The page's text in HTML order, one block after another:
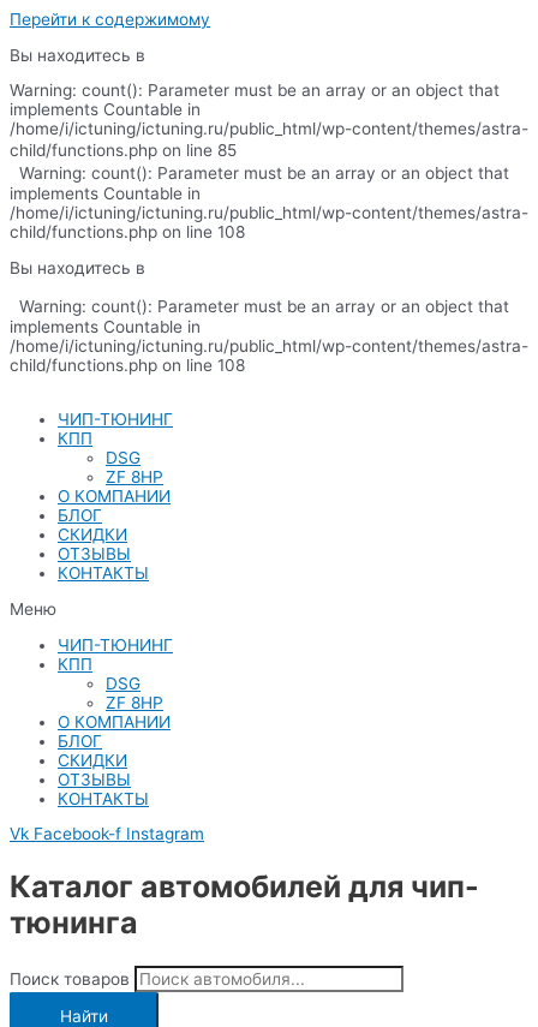
Перейти к содержимому
Вы находитесь в
Warning: count(): Parameter must be an array or an object that
implements Countable in
/home/i/ictuning/ictuning.ru/public_html/wp-content/themes/astra-
child/functions.php on line 85
Warning: count(): Parameter must be an array or an object that
implements Countable in
/home/i/ictuning/ictuning.ru/public_html/wp-content/themes/astra-
child/functions.php on line 108
Вы находитесь в
Warning: count(): Parameter must be an array or an object that
implements Countable in
/home/i/ictuning/ictuning.ru/public_html/wp-content/themes/astra-
child/functions.php on line 108
ЧИП-ТЮНИНГ
КПП
DSG
ZF 8HP
О КОМПАНИИ
БЛОГ
СКИДКИ
ОТЗЫВЫ
КОНТАКТЫ
Меню
ЧИП-ТЮНИНГ
КПП
DSG
ZF 8HP
О КОМПАНИИ
БЛОГ
СКИДКИ
ОТЗЫВЫ
КОНТАКТЫ
Vk Facebook-f Instagram
Каталог автомобилей для чип-
тюнинга
Поиск товаров
Найти